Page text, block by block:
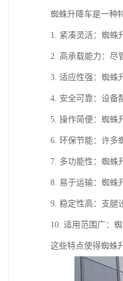
蜘蛛升降车是一种
1. 紧凑灵活：蜘蛛
2. 高承载能力：尽
3. 适应性强：蜘蛛
4. 安全可靠：设备
5. 操作简便：蜘蛛
6. 环保节能：许多
7. 多功能性：蜘蛛
8. 易于运输：蜘蛛
9. 稳定性高：支腿
10. 适用范围广：
这些特点使得蜘蛛